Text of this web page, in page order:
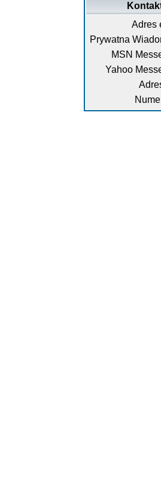
Adres
Prywatna
MSN
Yahoo